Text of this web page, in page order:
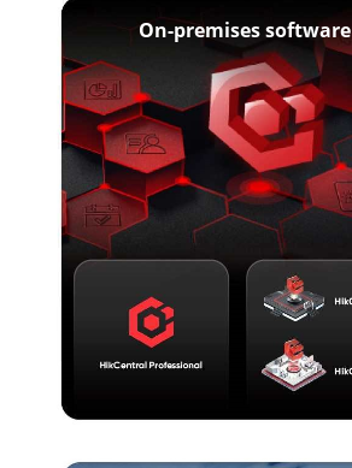
On-premises software